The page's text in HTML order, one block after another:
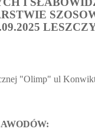
"Olimp" ul
: